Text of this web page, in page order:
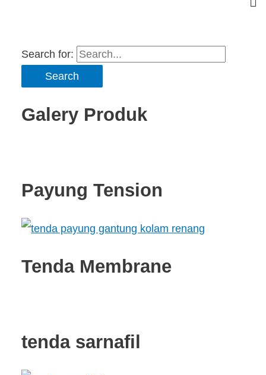
Search for:
Galery Produk
Payung Tension
Tenda Membrane
tenda sarnafil